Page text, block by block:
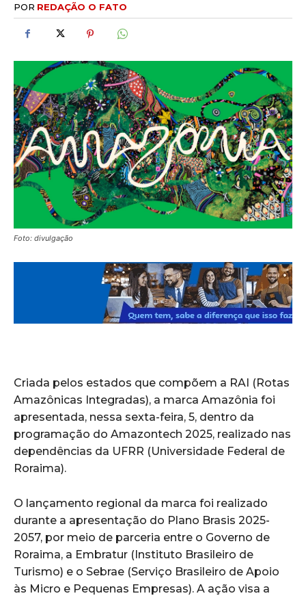
POR REDAÇÃO O FATO
Foto: divulgação
Criada pelos estados que compõem a RAI (Rotas
Amazônicas Integradas), a marca Amazônia foi
apresentada, nessa sexta-feira, 5, dentro da
programação do Amazontech 2025, realizado nas
dependências da UFRR (Universidade Federal de
Roraima).
O lançamento regional da marca foi realizado
durante a apresentação do Plano Brasis 2025-
2057, por meio de parceria entre o Governo de
Roraima, a Embratur (Instituto Brasileiro de
Turismo) e o Sebrae (Serviço Brasileiro de Apoio
às Micro e Pequenas Empresas). A ação visa a